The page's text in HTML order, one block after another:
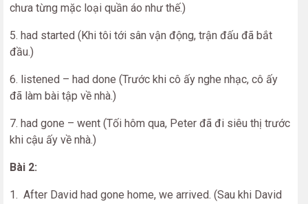
chưa từng mặc loại quần áo như thế.)
5. had started (Khi tôi tới sân vận động, trận đấu đã bắt
đầu.)
6. listened – had done (Trước khi cô ấy nghe nhạc, cô ấy
đã làm bài tập về nhà.)
7. had gone – went (Tối hôm qua, Peter đã đi siêu thị trước
khi cậu ấy về nhà.)
Bài 2:
1. After David had gone home, we arrived. (Sau khi David